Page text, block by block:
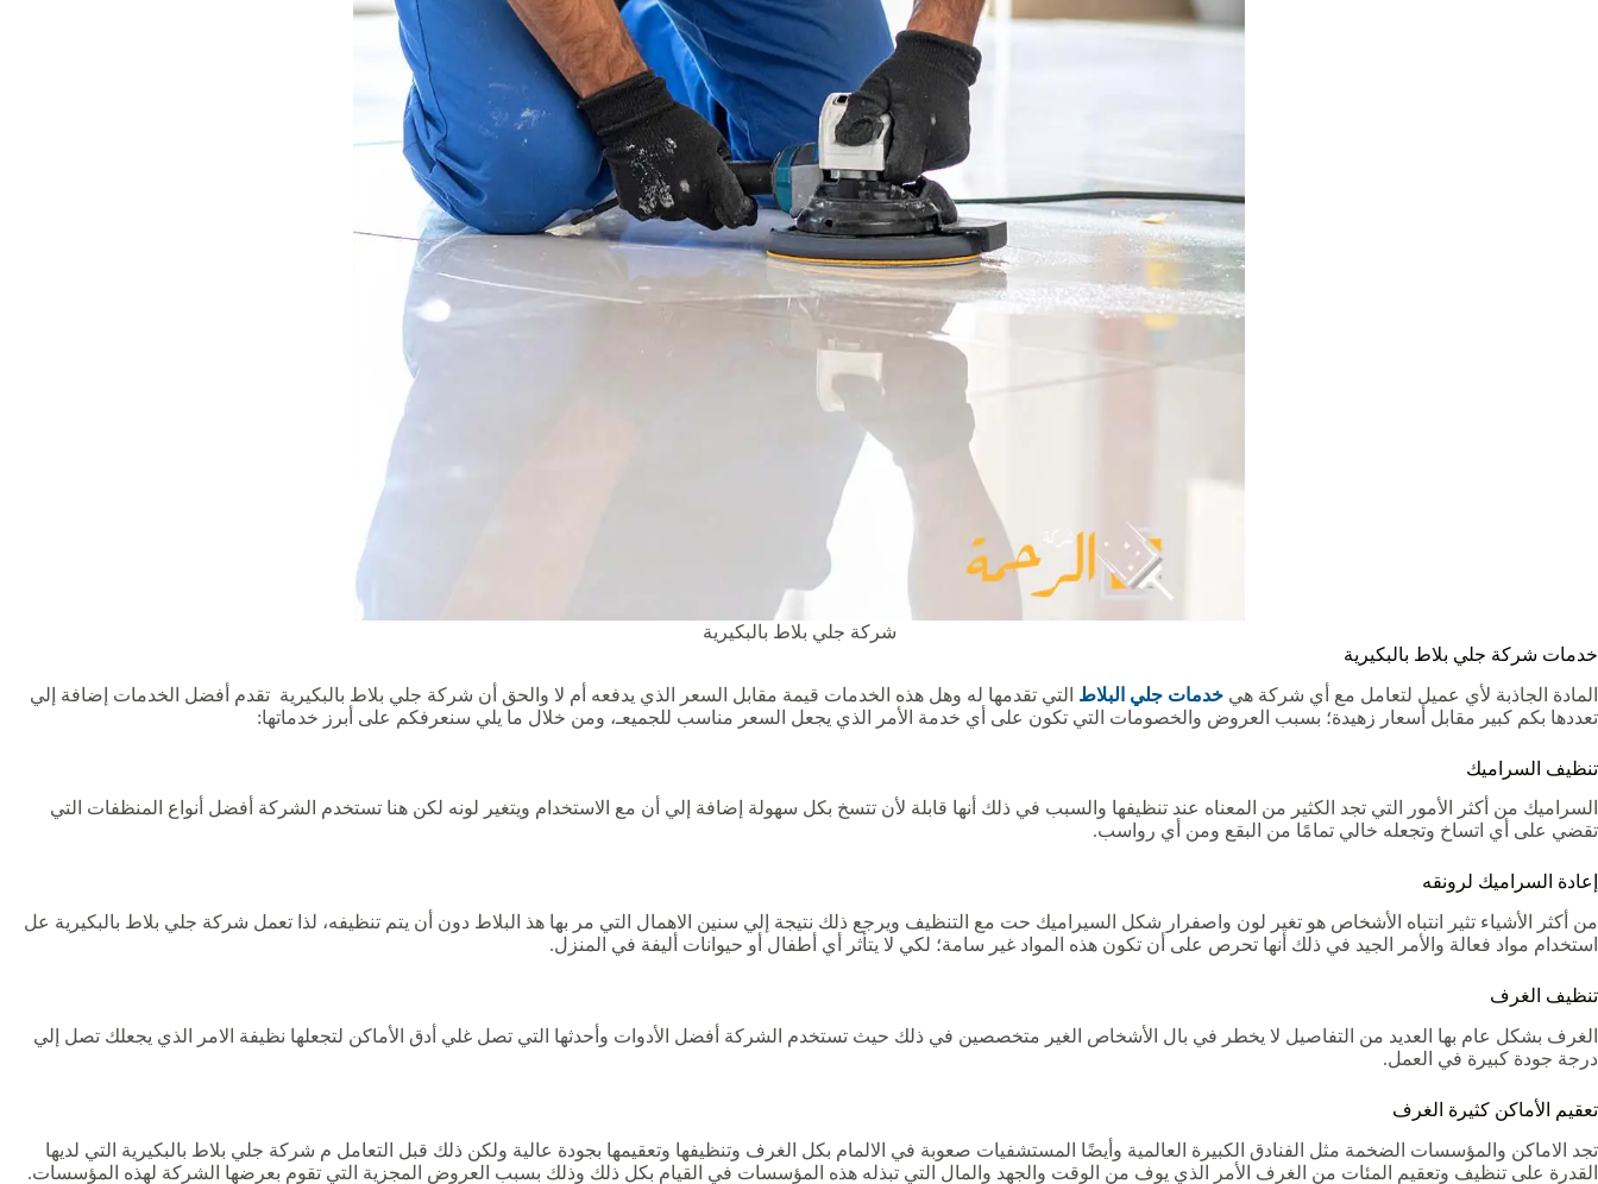
شركة جلي بلاط بالبكيرية
خدمات شركة جلي بلاط بالبكيرية
المادة الجاذبة لأي عميل لتعامل مع أي شركة هي خدمات جلي البلاط التي تقدمها له وهل هذه الخدمات قيمة مقابل السعر الذي يدفعه أم لا والحق أن شركة جلي بلاط بالبكيرية ‏ تقدم أفضل الخدمات إضافة إلي
تعددها بكم كبير مقابل أسعار زهيدة؛ بسبب العروض والخصومات التي تكون على أي خدمة الأمر الذي يجعل السعر مناسب للجميعـ، ومن خلال ما يلي سنعرفكم على أبرز خدماتها:
تنظيف السراميك
السراميك من أكثر الأمور التي تجد الكثير من المعناه عند تنظيفها والسبب في ذلك أنها قابلة لأن تتسخ بكل سهولة إضافة إلي أن مع الاستخدام ويتغير لونه لكن هنا تستخدم الشركة أفضل أنواع المنظفات التي
تقضي على أي اتساخ وتجعله خالي تمامًا من البقع ومن أي رواسب.
إعادة السراميك لرونقه
من أكثر الأشياء تثير انتباه الأشخاص هو تغير لون واصفرار شكل السيراميك حت مع التنظيف ويرجع ذلك نتيجة إلي سنين الاهمال التي مر بها هذ البلاط دون أن يتم تنظيفه، لذا تعمل شركة جلي بلاط بالبكيرية عل
استخدام مواد فعالة والأمر الجيد في ذلك أنها تحرص على أن تكون هذه المواد غير سامة؛ لكي لا يتأثر أي أطفال أو حيوانات أليفة في المنزل.
تنظيف الغرف
الغرف بشكل عام بها العديد من التفاصيل لا يخطر في بال الأشخاص الغير متخصصين في ذلك حيث تستخدم الشركة أفضل الأدوات وأحدثها التي تصل غلي أدق الأماكن لتجعلها نظيفة الامر الذي يجعلك تصل إلي
درجة جودة كبيرة في العمل.
تعقيم الأماكن كثيرة الغرف
تجد الاماكن والمؤسسات الضخمة مثل الفنادق الكبيرة العالمية وأيضًا المستشفيات صعوبة في الالمام بكل الغرف وتنظيفها وتعقيمها بجودة عالية ولكن ذلك قبل التعامل م شركة جلي بلاط بالبكيرية التي لديها
القدرة على تنظيف وتعقيم المئات من الغرف الأمر الذي يوف من الوقت والجهد والمال التي تبذله هذه المؤسسات في القيام بكل ذلك وذلك بسبب العروض المجزية التي تقوم بعرضها الشركة لهذه المؤسسات.